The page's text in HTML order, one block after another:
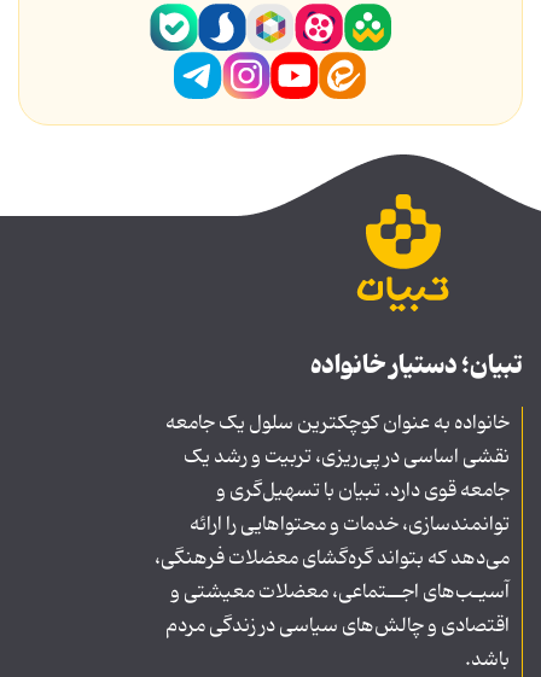
تبیان؛ دستیار خانواده
خانواده به عنوان کوچکترین سلول یک جامعه
نقشی اساسی در پی‌ریزی، تربیت و رشد یک
جامعه قوی دارد. تبیان با تسهیل‌گری و
توانمندسازی، خدمات و محتواهایی را ارائه
می‌دهد که بتواند گره‌گشای معضلات فرهنگی،
آسیـب‌های اجــتماعی، معضلات معیشتی و
اقتصادی و چالش‌های سیاسی در زندگی مردم
باشد.